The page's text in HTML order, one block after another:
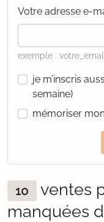
Votre adresse e-
exemple :
je m’inscris
semaine)
mémoriser
10
ventes
manquées